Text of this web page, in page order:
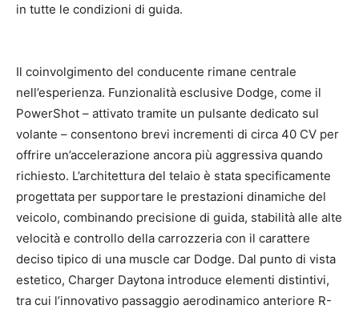
in tutte le condizioni di guida.
Il coinvolgimento del conducente rimane centrale
nell’esperienza. Funzionalità esclusive Dodge, come il
PowerShot – attivato tramite un pulsante dedicato sul
volante – consentono brevi incrementi di circa 40 CV per
offrire un’accelerazione ancora più aggressiva quando
richiesto. L’architettura del telaio è stata specificamente
progettata per supportare le prestazioni dinamiche del
veicolo, combinando precisione di guida, stabilità alle alte
velocità e controllo della carrozzeria con il carattere
deciso tipico di una muscle car Dodge. Dal punto di vista
estetico, Charger Daytona introduce elementi distintivi,
tra cui l’innovativo passaggio aerodinamico anteriore R-